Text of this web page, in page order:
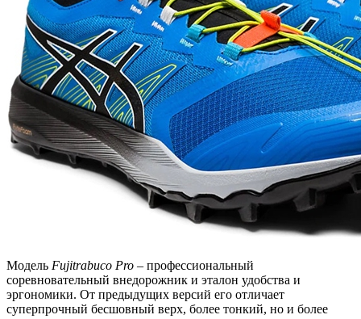
Модель Fujitrabuco Pro – профессиональный
соревновательный внедорожник и эталон удобства и
эргономики. От предыдущих версий его отличает
суперпрочный бесшовный верх, более тонкий, но и более